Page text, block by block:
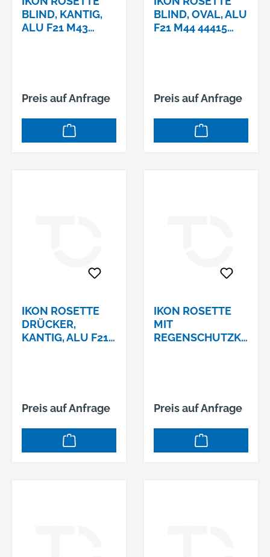
BLIND, KANTIG,
ALU F21 M43
Preis auf Anfrage
BLIND, OVAL, ALU
F21 M44 44415
Preis auf Anfrage
IKON ROSETTE
DRÜCKER,
KANTIG, ALU F21
Preis auf Anfrage
IKON ROSETTE
MIT
REGENSCHUTZKL
Preis auf Anfrage